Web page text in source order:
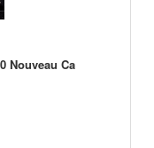
Nouveau Ca